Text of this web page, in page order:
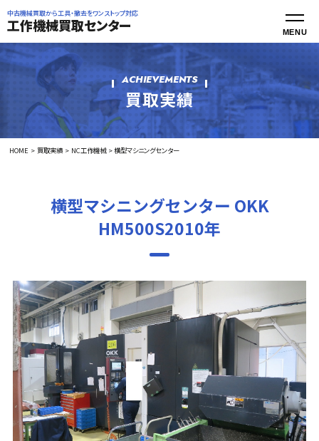
中古機械買取から工具・撤去をワンストップ対応
工作機械買取センター
ACHIEVEMENTS
買取実績
HOME 買取実績 NC工作機械 横型マシニングセンター
横型マシニングセンター OKK
HM500S2010年